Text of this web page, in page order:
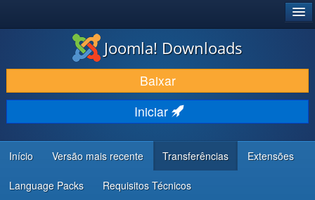
BAIXAR E APRIMORAR
DESCUBRA & APRENDA
COMUNIDADE & SUPORTE
RECURSOS PARA DESENVOLVEDORES
Joomla! Downloads
Baixar
Iniciar
Início Versão mais recente Transferências Extensões
Language Packs Requisitos Técnicos